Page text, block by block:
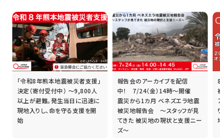
「令和8年熊本地震被災者支援」
決定（寄付受付中） ～9,800人
以上が避難。発生当日に迅速に
現地入りし、命を守る支援を開
始
報告会のアーカイブを配信
中！ 7/24（金）14時～開催
震災から1カ月 ベネズエラ地震
被災地報告会 ～スタッフが見
てきた 被災地の現状と支援ニー
ズ～